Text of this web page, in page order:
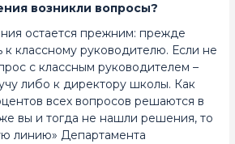
возникли вопросы?
остается прежним: прежде
к классному руководителю. Если не
с классным руководителем –
либо к директору школы. Как
всех вопросов решаются в
же вы и тогда не нашли решения, то
линию» Департамента